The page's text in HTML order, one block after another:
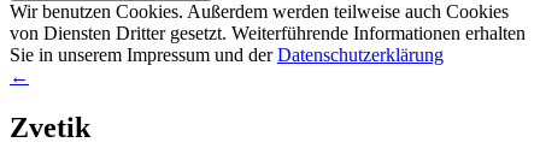
Wir benutzen Cookies. Außerdem werden teilweise auch Cookies
von Diensten Dritter gesetzt. Weiterführende Informationen erhalten
Sie in unserem Impressum und derDatenschutzerklärung
←
Zvetik